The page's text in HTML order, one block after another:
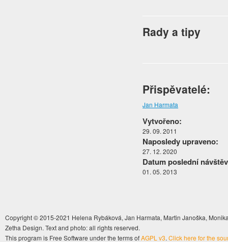
Rady a tipy
Přispěvatelé:
Jan Harmata
Vytvořeno:
29. 09. 2011
Naposledy upraveno:
27. 12. 2020
Datum poslední
01. 05. 2013
Copyright © 2015-2021 Helena Rybáková, Jan Harmata, Martin Janoška,
Zetha Design. Text and photo: all rights reserved.
This program is Free Software under the terms ofAGPL v3. Click here for the